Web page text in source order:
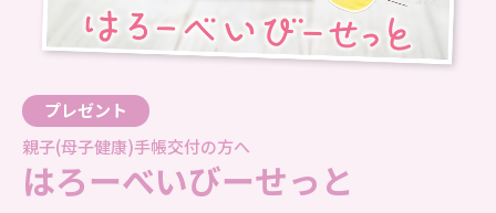
プレゼント
親子(母子健康)手帳交付の方へ
はろーべいびーせっと